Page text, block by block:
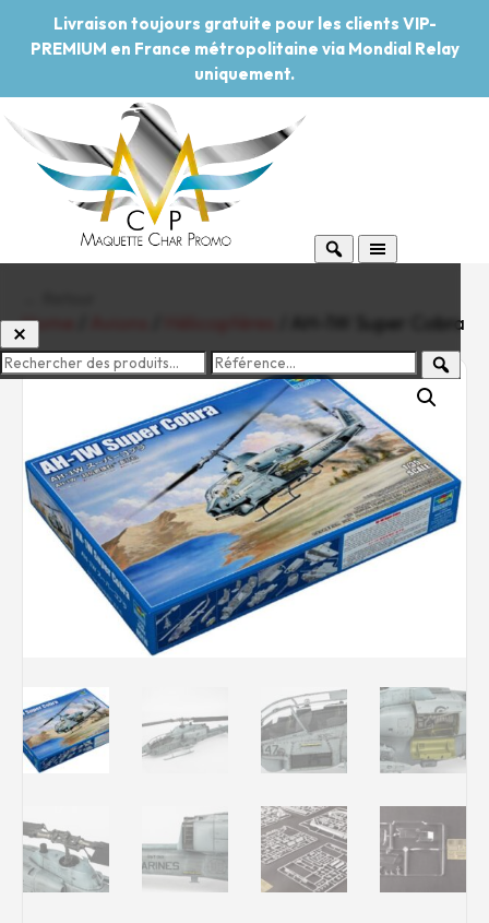
Livraison toujours gratuite pour les clients VIP-
PREMIUM en France métropolitaine via Mondial Relay
uniquement.
-20%Pouvoir d'achat
Rechercher des produits...
Mon panier0
Connexion / Inscription
Bateaux
Trains
Figurines
Peintures
Puzzles
Carte cadeau
Maquette par marque
Home / AH-1W Super Cobra